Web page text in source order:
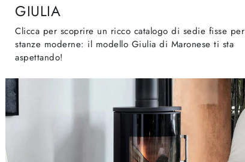
GIULIA
Clicca per scoprire un ricco catalogo di sedie fisse per
stanze moderne: il modello Giulia di Maronese ti sta
aspettando!